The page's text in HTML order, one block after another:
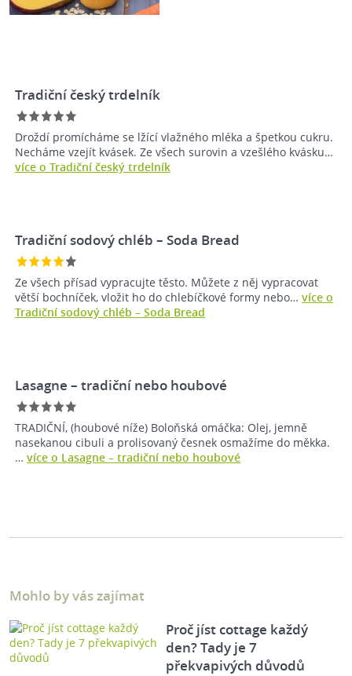
Tradiční český trdelník
Droždí promícháme se lžící vlažného mléka a špetkou cukru.
Necháme vzejít kvásek. Ze všech surovin a vzešlého kvásku…
více o Tradiční český trdelník
Tradiční sodový chléb – Soda Bread
Ze všech přísad vypracujte těsto. Můžete z něj vypracovat
větší bochníček, vložit ho do chlebíčkové formy nebo… více o
Tradiční sodový chléb – Soda Bread
Lasagne – tradiční nebo houbové
TRADIČNÍ, (houbové níže) Boloňská omáčka: Olej, jemně
nasekanou cibuli a prolisovaný česnek osmažíme do měkka.
… více o Lasagne – tradiční nebo houbové
Mohlo by vás zajímat
Proč jíst cottage každý
den? Tady je 7
překvapivých důvodů